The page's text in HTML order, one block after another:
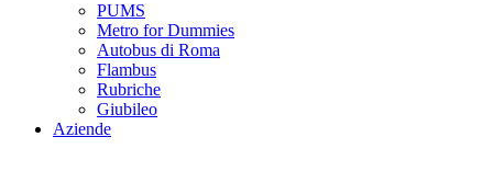
PUMS
Metro for Dummies
Autobus di Roma
Flambus
Rubriche
Giubileo
Aziende